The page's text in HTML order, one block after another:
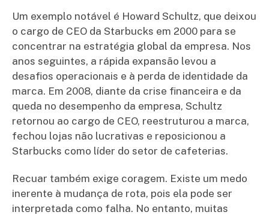
Um exemplo notável é Howard Schultz, que deixou
o cargo de CEO da Starbucks em 2000 para se
concentrar na estratégia global da empresa. Nos
anos seguintes, a rápida expansão levou a
desafios operacionais e à perda de identidade da
marca. Em 2008, diante da crise financeira e da
queda no desempenho da empresa, Schultz
retornou ao cargo de CEO, reestruturou a marca,
fechou lojas não lucrativas e reposicionou a
Starbucks como líder do setor de cafeterias.
Recuar também exige coragem. Existe um medo
inerente à mudança de rota, pois ela pode ser
interpretada como falha. No entanto, muitas